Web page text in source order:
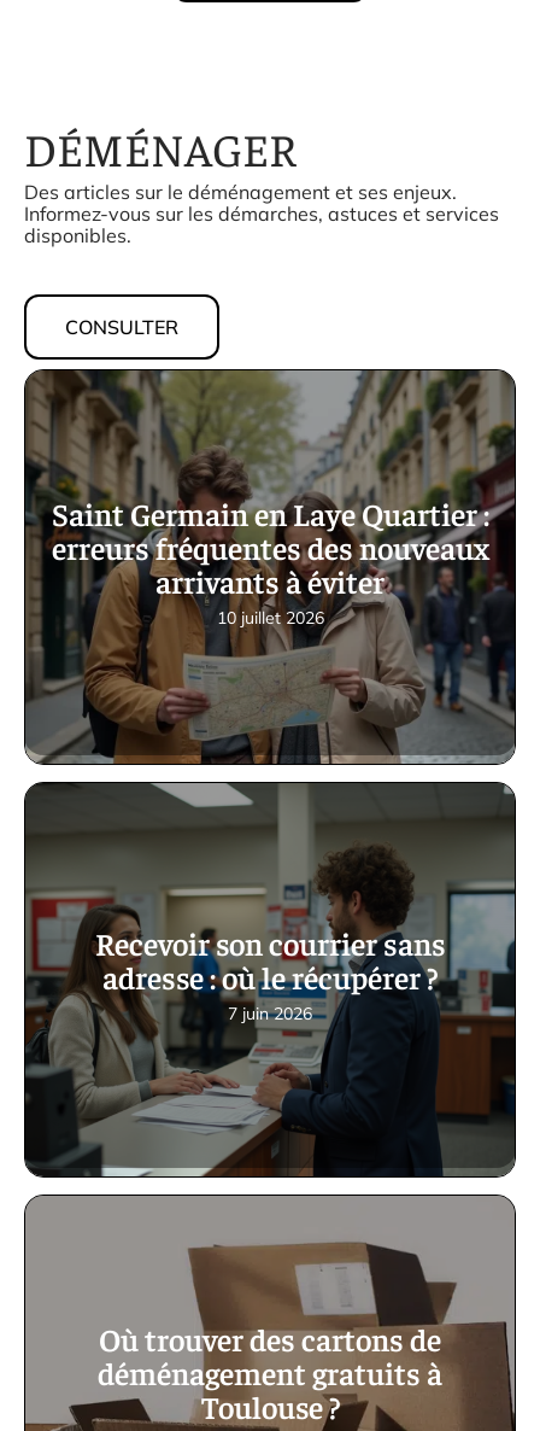
Saint Germain en Laye Quartier :
erreurs fréquentes des nouveaux
arrivants à éviter
10 juillet 2026
Recevoir son courrier sans
adresse : où le récupérer ?
7 juin 2026
Où trouver des cartons de
déménagement gratuits à
Toulouse ?
DÉMÉNAGER
Des articles sur le déménagement et ses enjeux.
Informez-vous sur les démarches, astuces et services
disponibles.
CONSULTER